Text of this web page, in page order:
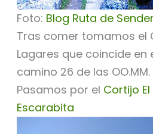
Foto: Blog Ruta de
Tras comer tomamos el
Lagares que coincide
camino 26 de las OO.MM.
Pasamos por el Cortijo
Escarabita